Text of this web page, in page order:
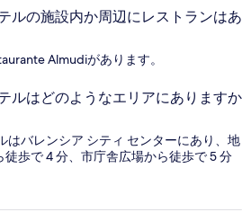
ルの施設内か周辺にレストランはあ
Almudiがあります。
ルはどのようなエリアにありますか
はバレンシア シティ センターにあり、地
歩で 4 分、市庁舎広場から徒歩で 5 分